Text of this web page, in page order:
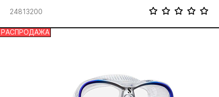
24813200
РАСПРОДАЖА